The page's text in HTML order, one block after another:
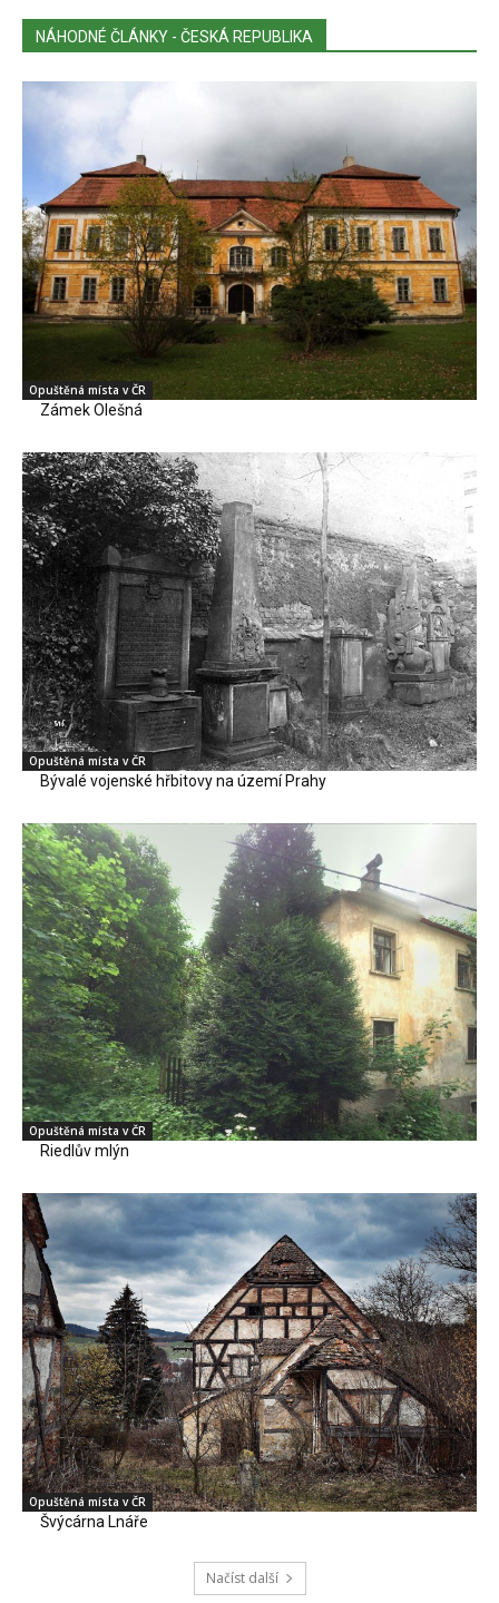
NÁHODNÉ ČLÁNKY - ČESKÁ REPUBLIKA
Opuštěná místa v ČR
Zámek Olešná
Opuštěná místa v ČR
Bývalé vojenské hřbitovy na území Prahy
Opuštěná místa v ČR
Riedlův mlýn
Opuštěná místa v ČR
Švýcárna Lnáře
Načíst další